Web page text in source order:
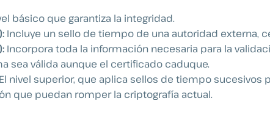
básico que garantiza la integridad.
Incluye un sello de tiempo de una autoridad externa,
Incorpora toda la información necesaria para la
sea válida aunque el certificado caduque.
El nivel superior, que aplica sellos de tiempo
que puedan romper la criptografía actual.